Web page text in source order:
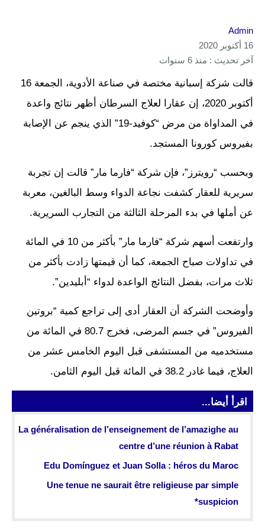
Admin
16 أكتوبر 2020
آخر تحديث : منذ 6 سنوات
قالت شركة إسبانية مختصة في صناعة الأدوية، الجمعة 16
أكتوبر 2020، إن عقارا لعلاج السرطان أظهر نتائج واعدة
في المداواة من مرض “كوفيد-19” الذي ينجم عن الإصابة
بفيروس كورونا المستجد.
وبحسب “رويترز”، فإن شركة “فارما مار” قالت إن تجربة
سريرية للعقار كشفت نجاعة الدواء وسط البالغين، معربة
عن أملها في بدء المرحلة الثالثة من التجارب السريرية.
وارتفعت أسهم شركة “فارما مار” بأكثر من 10 في المائة
في تداولات صباح الجمعة، كما أن قيمتها زادت بأكثر من
ثلاث مرات، بفضل النتائج الواعدة لدواء “أبليدين”.
وأوضحت الشركة أن العقار أدى إلى تراجع كمية “بروتين
الفيروس” في جسم المرضى، فخرج 80.7 في المائة من
مستخدميه من المستشفى قبل اليوم الخامس عشر من
العلاج، فيما غادر 38.2 في المائة قبل اليوم الثامن.
اقرأ أيضا...
La généralisation de l’enseignement de l’amazighe au
centre d’une réunion à Rabat
Edu Domínguez et Juan Solla : héros du Maroc
Une tenue ne saurait être religieuse par simple
suspicion*